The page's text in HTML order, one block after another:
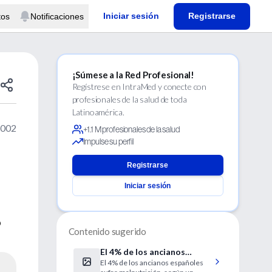
Notificaciones Iniciar sesión Registrarse
¡Súmese a la Red Profesional!
Regístrese en IntraMed y conecte con
profesionales de la salud de toda
Latinoamérica.
+1.1 M profesionales de la salud
Impulse su perfil
Registrarse
Iniciar sesión
Contenido sugerido
El 4% de los ancianos
españoles sufre
El 4% de los ancianos españoles